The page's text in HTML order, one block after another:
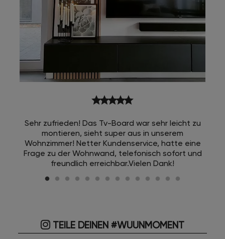
starstarstarstarstar
Sehr zufrieden! Das Tv-Board war sehr leicht zu
montieren, sieht super aus in unserem
Wohnzimmer! Netter Kundenservice, hatte eine
Frage zu der Wohnwand, telefonisch sofort und
freundlich erreichbar.Vielen Dank!
TEILE DEINEN #WUUNMOMENT